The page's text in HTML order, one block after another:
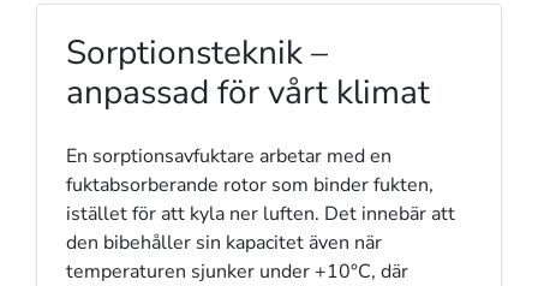
Sorptionsteknik –
anpassad för vårt klimat
En sorptionsavfuktare arbetar med en
fuktabsorberande rotor som binder fukten,
istället för att kyla ner luften. Det innebär att
den bibehåller sin kapacitet även när
temperaturen sjunker under +10°C, där